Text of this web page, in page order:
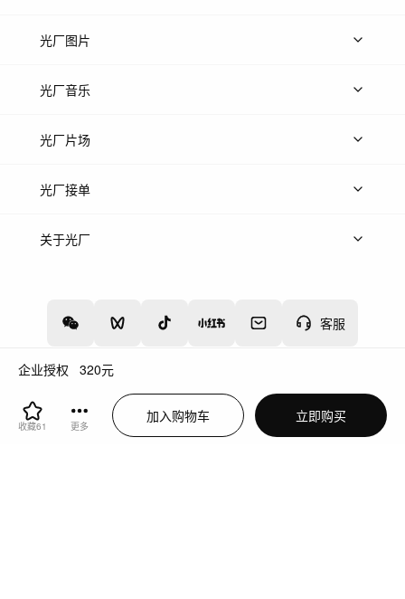
企业授权 320元
收藏61 更多
加入购物车 立即购买
客服
上传视频
光厂图片
上传图片
光厂音乐
热门音乐
光厂片场
上传案例
光厂接单
上架服务
关于光厂
增值电信业务经营许可证：川B2-20160192
蜀ICP备12020238号-4
川公网安备51019002000262
违法和不良信息举报中心